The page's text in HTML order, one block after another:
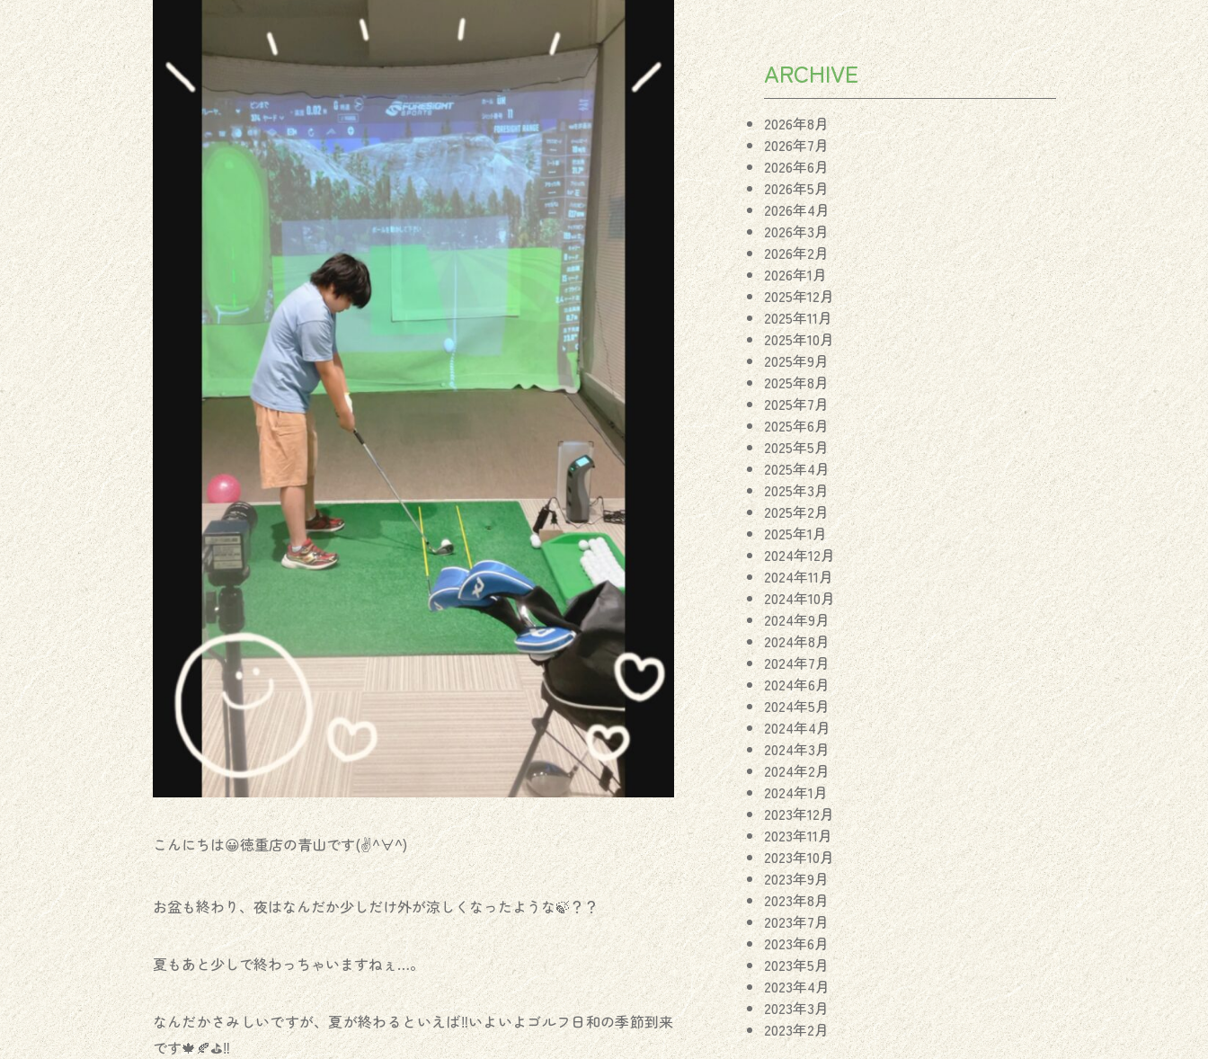
こんにちは😀徳重店の青山です(✌^∀^)
お盆も終わり、夜はなんだか少しだけ外が涼しくなったような🍃？？
夏もあと少しで終わっちゃいますねぇ…。
なんだかさみしいですが、夏が終わるといえば‼️いよいよゴルフ日和の季節到来
です🍁🍂⛳️‼️
ARCHIVE
2026年8月
2026年7月
2026年6月
2026年5月
2026年4月
2026年3月
2026年2月
2026年1月
2025年12月
2025年11月
2025年10月
2025年9月
2025年8月
2025年7月
2025年6月
2025年5月
2025年4月
2025年3月
2025年2月
2025年1月
2024年12月
2024年11月
2024年10月
2024年9月
2024年8月
2024年7月
2024年6月
2024年5月
2024年4月
2024年3月
2024年2月
2024年1月
2023年12月
2023年11月
2023年10月
2023年9月
2023年8月
2023年7月
2023年6月
2023年5月
2023年4月
2023年3月
2023年2月